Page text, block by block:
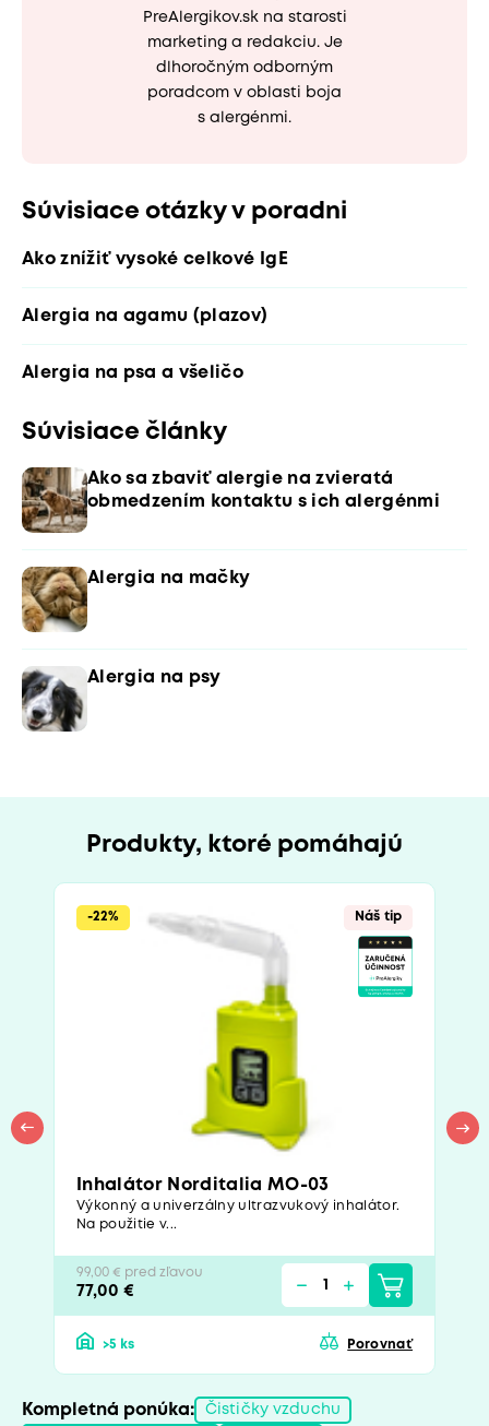
PreAlergikov.sk na starosti
marketing a redakciu. Je
dlhoročným odborným
poradcom v oblasti boja
s alergénmi.
Súvisiace otázky v poradni
Ako znížiť vysoké celkové IgE
Alergia na agamu (plazov)
Alergia na psa a všeličo
Súvisiace články
Ako sa zbaviť alergie na zvieratá
obmedzením kontaktu s ich alergénmi
Alergia na mačky
Alergia na psy
Produkty, ktoré pomáhajú
-22% Náš tip
Inhalátor Norditalia MO-03
Výkonný a univerzálny ultrazvukový inhalátor.
Na použitie v...
99,00 € pred zľavou
77,00 €
>5 ks Porovnať
Kompletná ponúka: Čističky vzduchu